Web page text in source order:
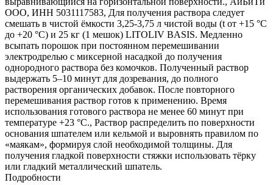
ООО, ИНН 5031117583, Для получения раствора следует
смешать в чистой ёмкости 3,25-3,75 л чистой воды (t от +15 °С
до +20 °С) и 25 кг (1 мешок) LITOLIV BASIS. Медленно
всыпать порошок при постоянном перемешивании
электродрелью с миксерной насадкой до получения
однородного раствора без комочков. Полученный раствор
выдержать 5–10 минут для дозревания, до полного
растворения органических добавок. После повторного
перемешивания раствор готов к применению. Время
использования готового раствора не менее 60 минут при
температуре +23 °С., Раствор распределить по поверхности
основания шпателем или кельмой и выровнять правилом по
«маякам», формируя слой необходимой толщины. Для
получения гладкой поверхности стяжки использовать тёрку
или гладкий металлический шпатель.
Подробности